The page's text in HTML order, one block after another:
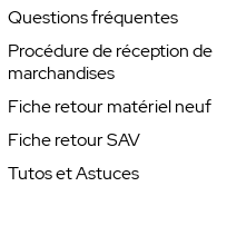
FM 868,8 MHz
Questions fréquentes
Procédure de réception de
marchandises
Fiche retour matériel neuf
Fiche retour SAV
Tutos et Astuces